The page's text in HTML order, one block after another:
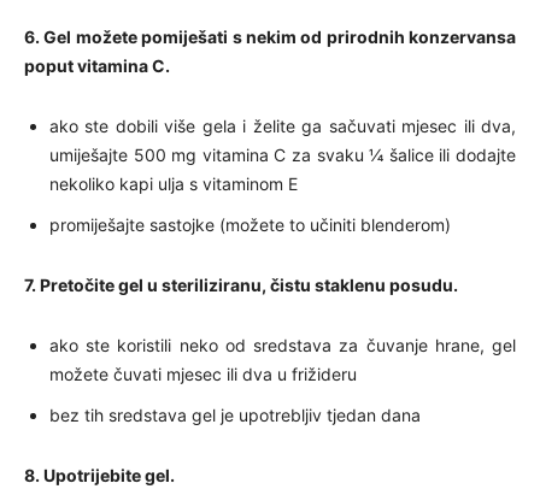
6. Gel možete pomiješati s nekim od prirodnih konzervansa
poput vitamina C.
ako ste dobili više gela i želite ga sačuvati mjesec ili dva,
umiješajte 500 mg vitamina C za svaku ¼ šalice ili dodajte
nekoliko kapi ulja s vitaminom E
promiješajte sastojke (možete to učiniti blenderom)
7. Pretočite gel u steriliziranu, čistu staklenu posudu.
ako ste koristili neko od sredstava za čuvanje hrane, gel
možete čuvati mjesec ili dva u frižideru
bez tih sredstava gel je upotrebljiv tjedan dana
8. Upotrijebite gel.